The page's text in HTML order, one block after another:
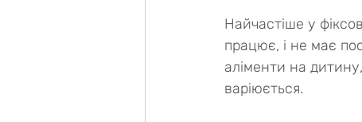
Найчастіше у
працює, і не має
аліменти на
варіюється.